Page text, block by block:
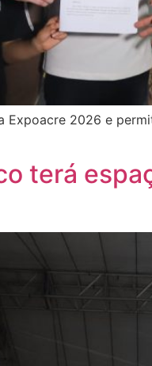
2026 e
terá